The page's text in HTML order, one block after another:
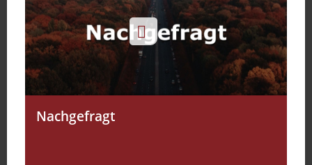
Nachgefragt